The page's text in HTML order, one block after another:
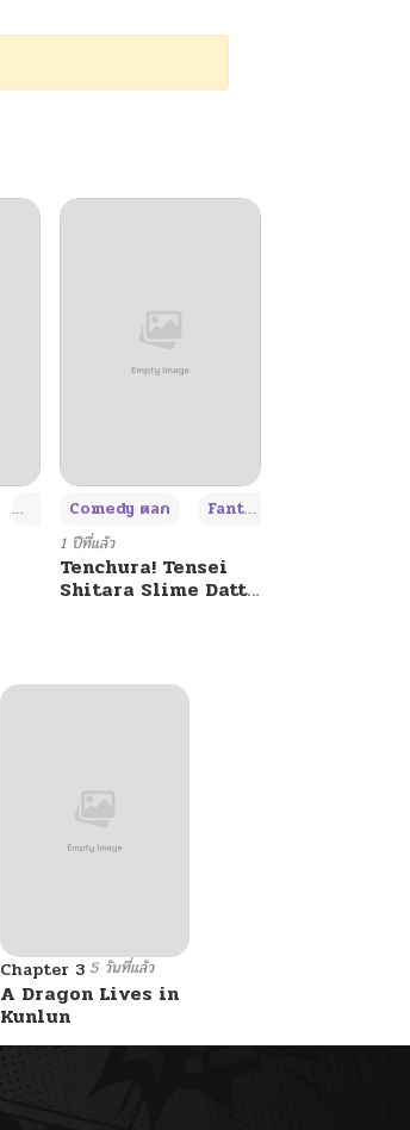
Adult ผู้ใหญ่ +4
Comedy ตลก Fantasy แฟนตาซี
1 ปีที่แล้ว
Tenchura! Tensei
Shitara Slime Datta
Chapter 3 5 วันที่แล้ว
A Dragon Lives in
Kunlun